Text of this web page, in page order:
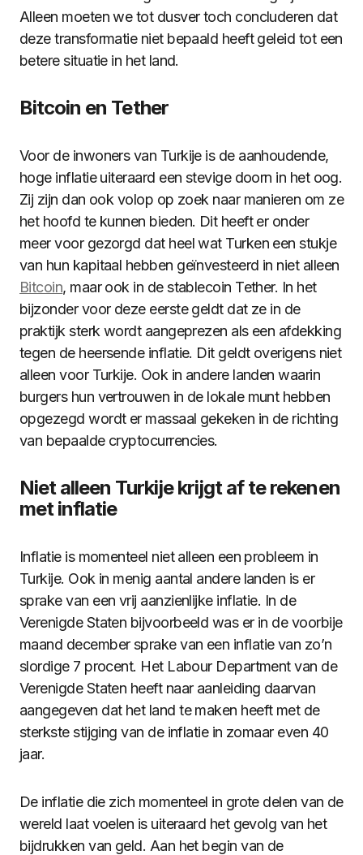
Alleen moeten we tot dusver toch concluderen dat
deze transformatie niet bepaald heeft geleid tot een
betere situatie in het land.
Bitcoin en Tether
Voor de inwoners van Turkije is de aanhoudende,
hoge inflatie uiteraard een stevige doorn in het oog.
Zij zijn dan ook volop op zoek naar manieren om ze
het hoofd te kunnen bieden. Dit heeft er onder
meer voor gezorgd dat heel wat Turken een stukje
van hun kapitaal hebben geïnvesteerd in niet alleen
Bitcoin, maar ook in de stablecoin Tether. In het
bijzonder voor deze eerste geldt dat ze in de
praktijk sterk wordt aangeprezen als een afdekking
tegen de heersende inflatie. Dit geldt overigens niet
alleen voor Turkije. Ook in andere landen waarin
burgers hun vertrouwen in de lokale munt hebben
opgezegd wordt er massaal gekeken in de richting
van bepaalde cryptocurrencies.
Niet alleen Turkije krijgt af te rekenen
met inflatie
Inflatie is momenteel niet alleen een probleem in
Turkije. Ook in menig aantal andere landen is er
sprake van een vrij aanzienlijke inflatie. In de
Verenigde Staten bijvoorbeeld was er in de voorbije
maand december sprake van een inflatie van zo’n
slordige 7 procent. Het Labour Department van de
Verenigde Staten heeft naar aanleiding daarvan
aangegeven dat het land te maken heeft met de
sterkste stijging van de inflatie in zomaar even 40
jaar.
De inflatie die zich momenteel in grote delen van de
wereld laat voelen is uiteraard het gevolg van het
bijdrukken van geld. Aan het begin van de